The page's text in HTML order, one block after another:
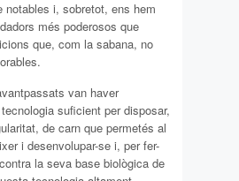
notables i, sobretot, ens hem
més poderosos que
que, com la sabana, no
van haver
suficient per disposar,
de carn que permetés al
i desenvolupar-se i, per fer-
la seva base biològica de